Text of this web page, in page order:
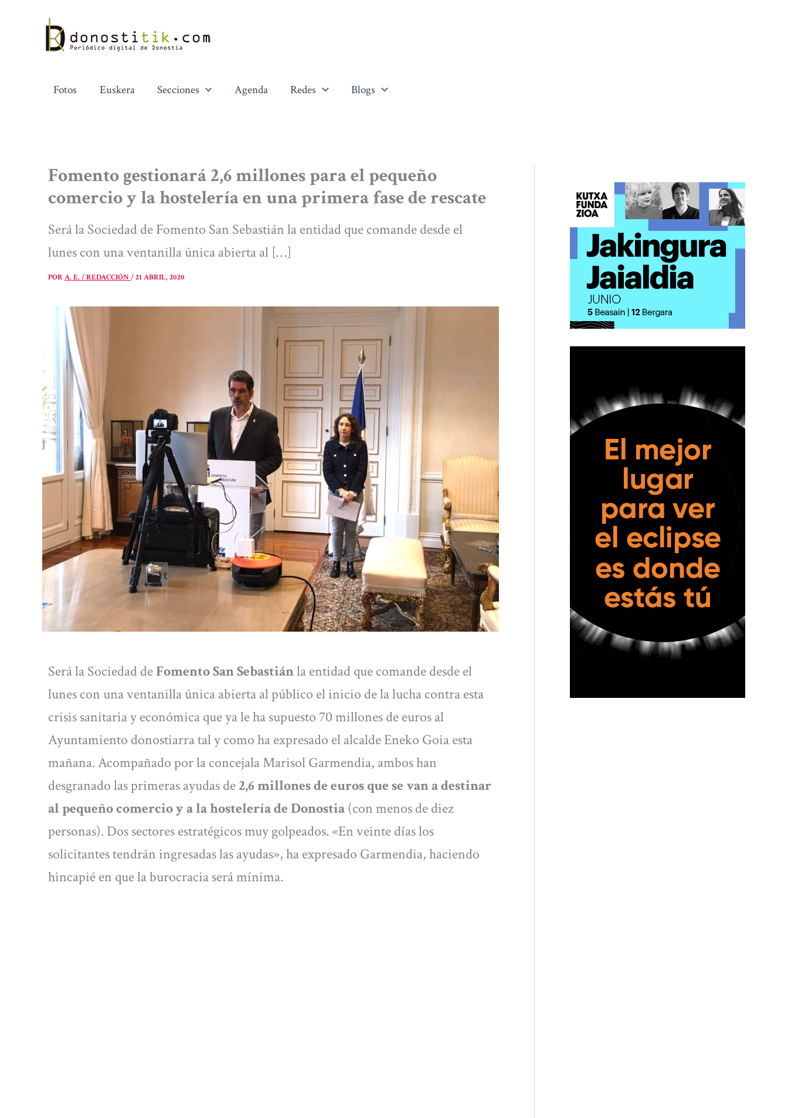
contenido
Fotos Euskera Secciones Agenda Redes Blogs
Fomento gestionará 2,6 millones para el pequeño
comercio y la hostelería en una primera fase de rescate
Será la Sociedad de Fomento San Sebastián la entidad que comande desde el
lunes con una ventanilla única abierta al […]
PORA. E. / REDACCIÓN/21 ABRIL, 2020
Será la Sociedad deFomento San Sebastiánla entidad que comande desde el
lunes con una ventanilla única abierta al público el inicio de la lucha contra esta
crisis sanitaria y económica que ya le ha supuesto 70 millones de euros al
Ayuntamiento donostiarra tal y como ha expresado el alcalde Eneko Goia esta
mañana. Acompañado por la concejala Marisol Garmendia, ambos han
desgranado las primeras ayudas de2,6 millones de euros que se van a destinar
al pequeño comercioy a la hostelería de Donostia(con menos de diez
personas). Dos sectores estratégicos muy golpeados. «En veinte días los
solicitantes tendrán ingresadas las ayudas», ha expresado Garmendia, haciendo
hincapié en que la burocracia será mínima.